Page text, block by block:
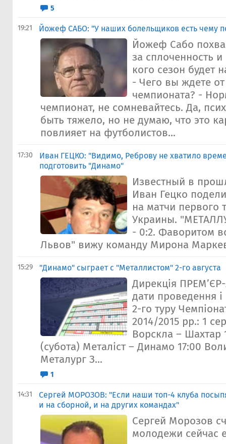
5
19:21 Йожеф САБО: "У наших болельщиков есть чему
Йожеф Сабо
за сплоченность
кого сезон будет
- Чего вы ждете
чемпионата? -
чемпионат, не сомневайтесь. Да,
быть тяжело, но не думаю, что это
повлияет на футболистов...
17:30
Иван ГЕЦКО: "Видимо, Реброву не хватило
подготовить "Динамо"
Известный в
Иван Гецко
на матчи первого
Украины.
- 0:2. Фаворитом
Львов" вижу команду Мирона
15:29 "Динамо" сыграет с "Металлистом" 2-го августа
Дирекція
дати проведення і
2-го туру
2014/2015 рр.: 1
Ворскла – Шахтар
(субота) Металіст – Динамо 17:00
Металург З...
1
14:31
Сергей МОРОЗОВ: "Если наши топ-4 клуба
и на сборной, и на других командах"
Сергей Морозов
молодежи сейчас